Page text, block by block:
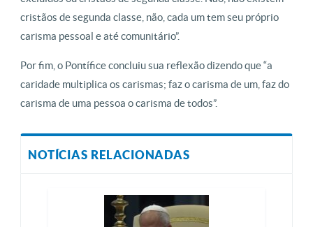
cristãos de segunda classe, não, cada um tem seu próprio
carisma pessoal e até comunitário”.
Por fim, o Pontífice concluiu sua reflexão dizendo que “a
caridade multiplica os carismas; faz o carisma de um, faz do
carisma de uma pessoa o carisma de todos”.
NOTÍCIAS RELACIONADAS